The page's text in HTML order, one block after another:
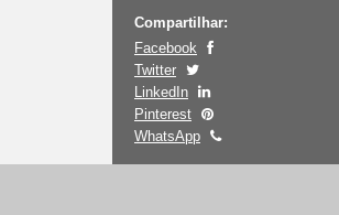
Compartilhar:
Facebook
Twitter
LinkedIn
Pinterest
WhatsApp